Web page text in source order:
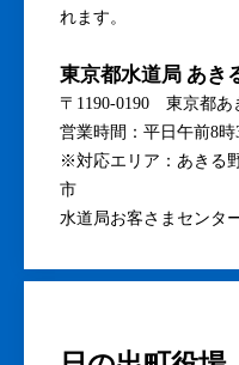
れます。
東京都水道局 あき
〒1190‐0190 東京都あ
営業時間：平日午前8
※対応エリア：あきる
市
水道局お客さまセンタ